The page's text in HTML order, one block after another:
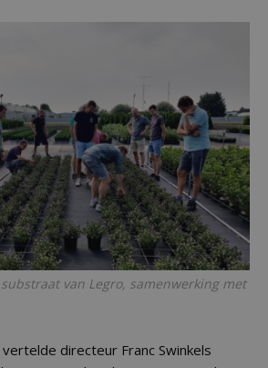
van Legro, samenwerking met
directeur Franc Swinkels